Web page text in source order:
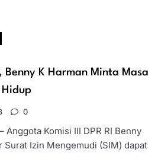
K Harman Minta Masa
Hidup
0
Anggota Komisi III DPR RI Benny
Surat Izin Mengemudi (SIM) dapat